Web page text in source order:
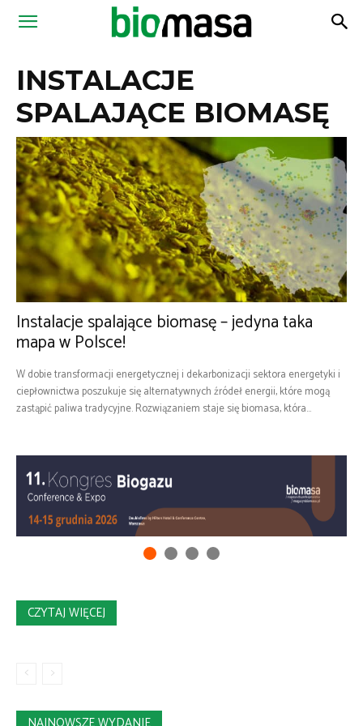
Magazyn
INSTALACJE
SPALAJĄCE BIOMASĘ
Instalacje spalające biomasę – jedyna taka
mapa w Polsce!
W dobie transformacji energetycznej i dekarbonizacji sektora energetyki i
ciepłownictwa poszukuje się alternatywnych źródeł energii, które mogą
zastąpić paliwa tradycyjne. Rozwiązaniem staje się biomasa, która...
CZYTAJ WIĘCEJ